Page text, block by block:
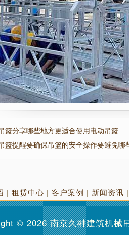
篮分享哪些地方更适合使用电动吊篮
篮提醒要确保吊篮的安全操作要避免哪
| 租赁中心 | 客户案例 | 新闻资讯 |
© 2026南京久翀建筑机械